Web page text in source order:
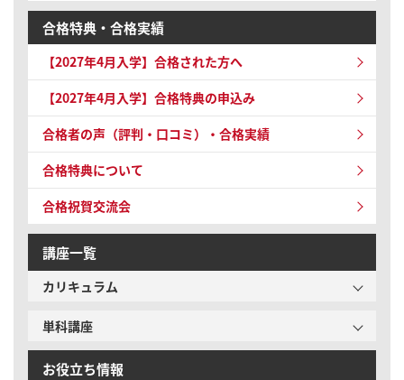
合格特典・合格実績
【2027年4月入学】 合格された方へ
【2027年4月入学】 合格特典の申込み
合格者の声（評判・口コミ）・合格実績
合格特典について
合格祝賀交流会
講座一覧
カリキュラム
単科講座
お役立ち情報